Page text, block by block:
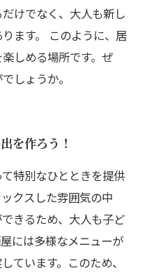
けでなく、大人も新し
ます。 このように、居
しめる場所です。ぜ
しょうか。
を作ろう！
特別なひとときを提供
クスした雰囲気の中
きるため、大人も子ど
には多様なメニューが
ています。このため、